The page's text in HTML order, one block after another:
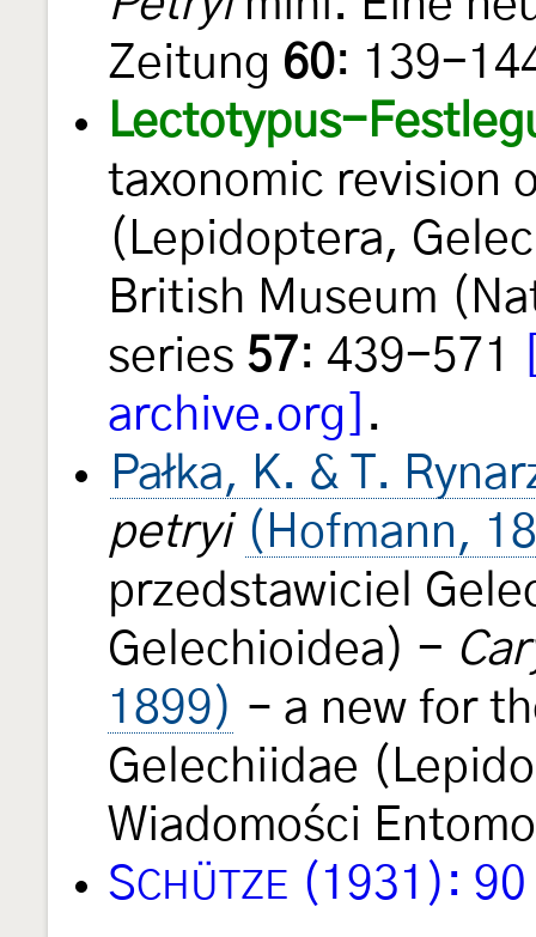
Zeitung 60: 139-
Lectotypus-
taxonomic revision
(Lepidoptera,
British Museum
series 57: 439-571
archive.org]
.
Pałka, K. & T.
petryi (Hofmann,
przedstawiciel
Gelechioidea) -
1899) – a new for
Gelechiidae
Wiadomości
SCHÜTZE (1931): 90